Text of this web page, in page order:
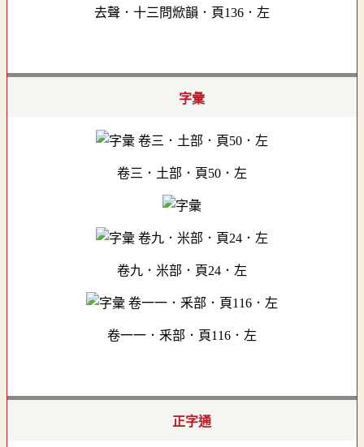
去聲．十三問焮韻．頁136．左
字彙
卷三．土部．頁50．左
卷九．米部．頁24．左
卷一一．釆部．頁116．左
正字通